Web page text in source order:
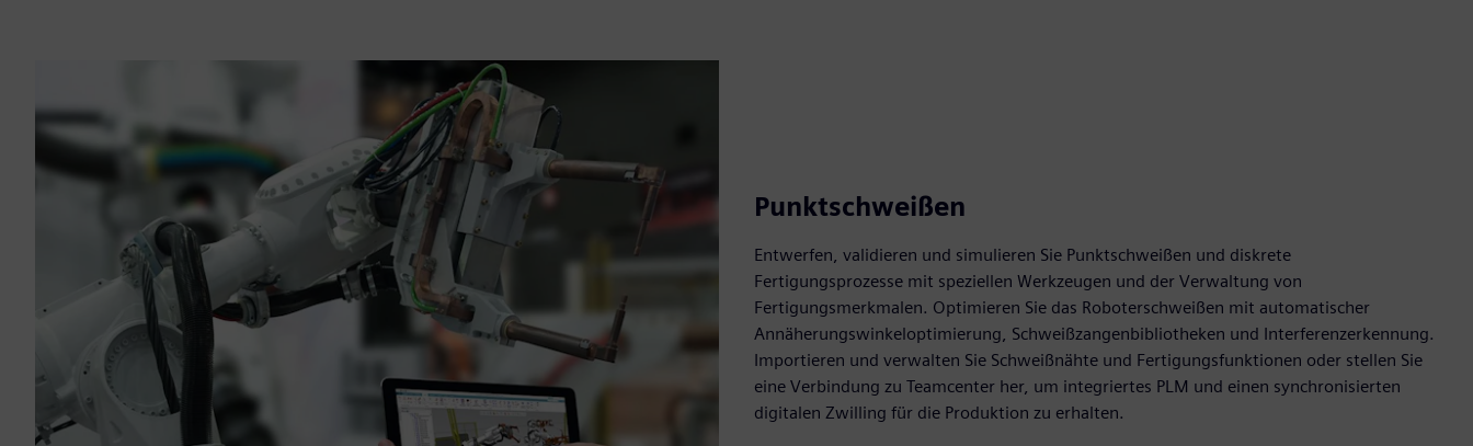
Punktschweißen
Entwerfen, validieren und simulieren Sie Punktschweißen und diskrete
Fertigungsprozesse mit speziellen Werkzeugen und der Verwaltung von
Fertigungsmerkmalen. Optimieren Sie das Roboterschweißen mit automatischer
Annäherungswinkeloptimierung, Schweißzangenbibliotheken und Interferenzerkennung.
Importieren und verwalten Sie Schweißnähte und Fertigungsfunktionen oder stellen Sie
eine Verbindung zu Teamcenter her, um integriertes PLM und einen synchronisierten
digitalen Zwilling für die Produktion zu erhalten.